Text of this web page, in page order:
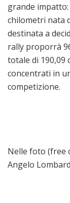
grande impatto:
chilometri nata
destinata a
rally proporrà
totale di 190,09
concentrati in
competizione.
Nelle foto (free
Angelo